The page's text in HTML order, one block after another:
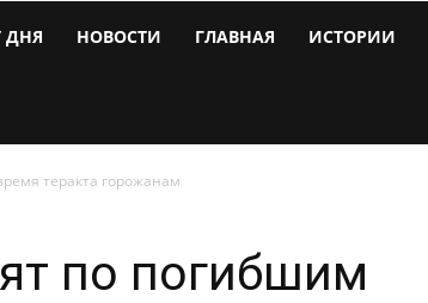
ДНЯ НОВОСТИ ГЛАВНАЯ ИСТОРИИ
теракта горожанам
по погибшим